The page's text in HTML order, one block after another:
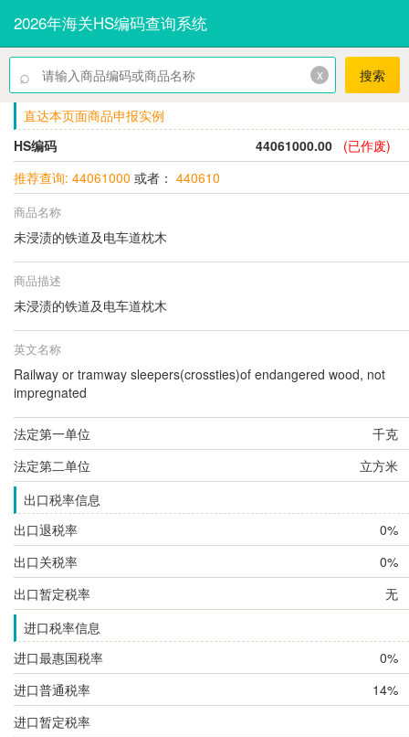
2026年海关HS编码查询系统
⌕ x 搜索
直达本页面商品申报实例
HS编码
44061000.00
(已作废)
推荐查询: 44061000 或者： 440610
商品名称
未浸渍的铁道及电车道枕木
商品描述
未浸渍的铁道及电车道枕木
英文名称
Railway or tramway sleepers(crossties)of endangered wood, not
impregnated
法定第一单位
千克
法定第二单位
立方米
出口税率信息
出口退税率
0%
出口关税率
0%
出口暂定税率
无
进口税率信息
进口最惠国税率
0%
进口普通税率
14%
进口暂定税率